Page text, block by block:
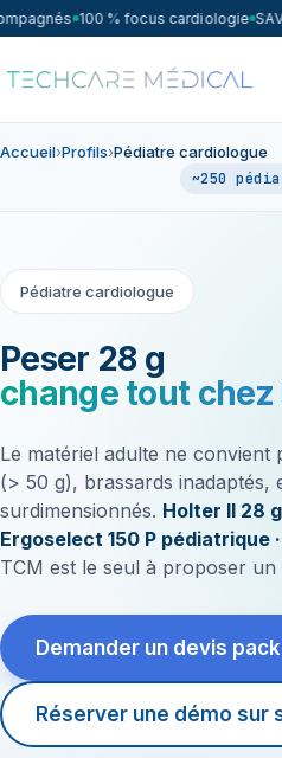
100 % focus cardiologie SAV
Accueil›Profils›Pédiatre cardiologue
~250
Pédiatre cardiologue
Peser 28 g
change tout
Le matériel adulte ne convient
(> 50 g), brassards inadaptés,
surdimensionnés. Holter II 28
Ergoselect 150 P pédiatrique
TCM est le seul à proposer
Demander un devis
Réserver une démo sur